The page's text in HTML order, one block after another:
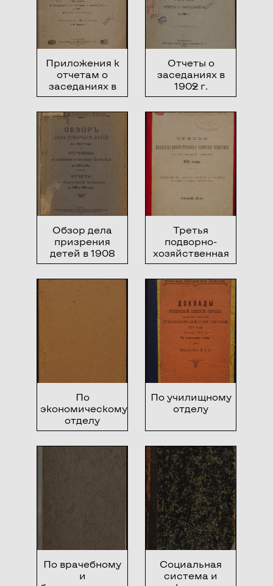
Приложения к
отчетам о
заседаниях в
1902 г.
Отчеты о
заседаниях в
1902 г.
Обзор дела
призрения
детей в 1908
году и отчеты по
заведениям и
патронажу
Приюта-Ясли
1908 и 1909
Третья
подворно-
хозяйственная
земская
перепись в
Полтавской
губернии 1910
года
По
экономическому
отделу
По училищному
отделу
По врачебному
и
Социальная
система и